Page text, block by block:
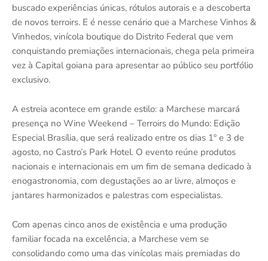
buscado experiências únicas, rótulos autorais e a descoberta
de novos terroirs. E é nesse cenário que a Marchese Vinhos &
Vinhedos, vinícola boutique do Distrito Federal que vem
conquistando premiações internacionais, chega pela primeira
vez à Capital goiana para apresentar ao público seu portfólio
exclusivo.
A estreia acontece em grande estilo: a Marchese marcará
presença no Wine Weekend – Terroirs do Mundo: Edição
Especial Brasília, que será realizado entre os dias 1º e 3 de
agosto, no Castro’s Park Hotel. O evento reúne produtos
nacionais e internacionais em um fim de semana dedicado à
enogastronomia, com degustações ao ar livre, almoços e
jantares harmonizados e palestras com especialistas.
Com apenas cinco anos de existência e uma produção
familiar focada na excelência, a Marchese vem se
consolidando como uma das vinícolas mais premiadas do